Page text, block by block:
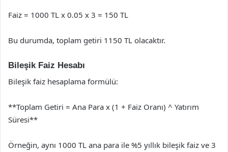
Faiz = 1000 TL x 0.05 x 3 = 150 TL
Bu durumda, toplam getiri 1150 TL olacaktır.
Bileşik Faiz Hesabı
Bileşik faiz hesaplama formülü:
**Toplam Getiri = Ana Para x (1 + Faiz Oranı) ^ Yatırım
Süresi**
Örneğin, aynı 1000 TL ana para ile %5 yıllık bileşik faiz ve 3